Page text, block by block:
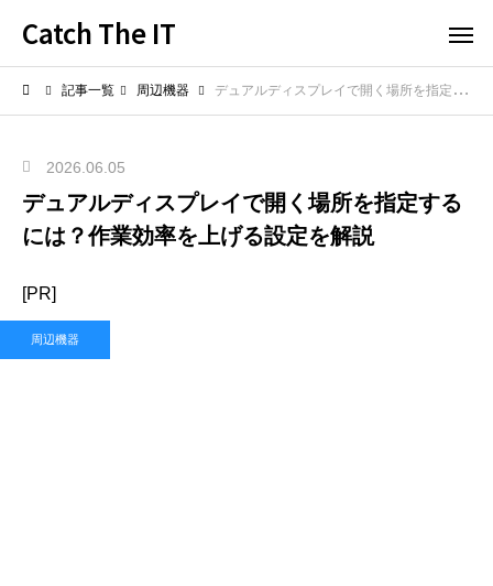
Catch The IT
記事一覧 周辺機器 デュアルディスプレイで開く場所を指定するには？作業効率を上げる設定を解説
2026.06.05
デュアルディスプレイで開く場所を指定する
には？作業効率を上げる設定を解説
[PR]
周辺機器